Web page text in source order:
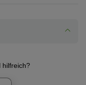
hilfreich?